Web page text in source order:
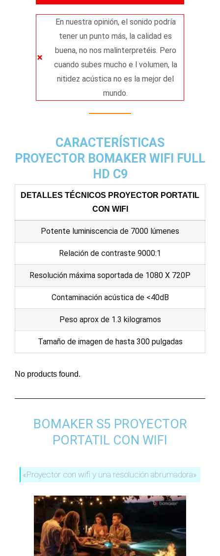
En nuestra opinión, el sonido podría
tener un punto más, la calidad es
buena, no nos malinterpretéis. Pero
cuando subes mucho e l volumen, la
nitidez acústica no es la mejor del
mundo.
CARACTERÍSTICAS
PROYECTOR BOMAKER WIFI FULL
HD C9
DETALLES TÉCNICOS PROYECTOR PORTATIL
CON WIFI
Potente luminiscencia de 7000 lúmenes
Relación de contraste 9000:1
Resolución máxima soportada de 1080 X 720P
Contaminación acústica de <40dB
Peso aprox de 1.3 kilogramos
Tamaño de imagen de hasta 300 pulgadas
No products found.
BOMAKER S5 PROYECTOR
PORTATIL CON WIFI
«Proyector con wifi y una resolución abrumadora»